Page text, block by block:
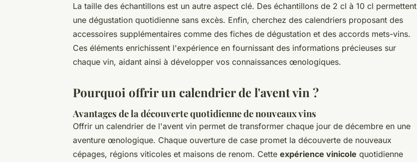
La taille des échantillons est un autre aspect clé. Des échantillons de 2 cl à 10 cl permettent
une dégustation quotidienne sans excès. Enfin, cherchez des calendriers proposant des
accessoires supplémentaires comme des fiches de dégustation et des accords mets-vins.
Ces éléments enrichissent l'expérience en fournissant des informations précieuses sur
chaque vin, aidant ainsi à développer vos connaissances œnologiques.
Pourquoi offrir un calendrier de l'avent vin ?
Avantages de la découverte quotidienne de nouveaux vins
Offrir un calendrier de l'avent vin permet de transformer chaque jour de décembre en une
aventure œnologique. Chaque ouverture de case promet la découverte de nouveaux
cépages, régions viticoles et maisons de renom. Cette expérience vinicole quotidienne